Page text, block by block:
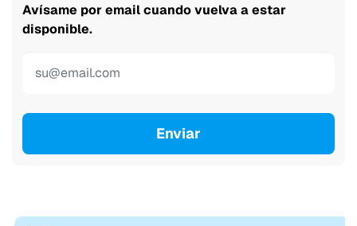
Avísame por email cuando vuelva a estar
disponible.
Enviar